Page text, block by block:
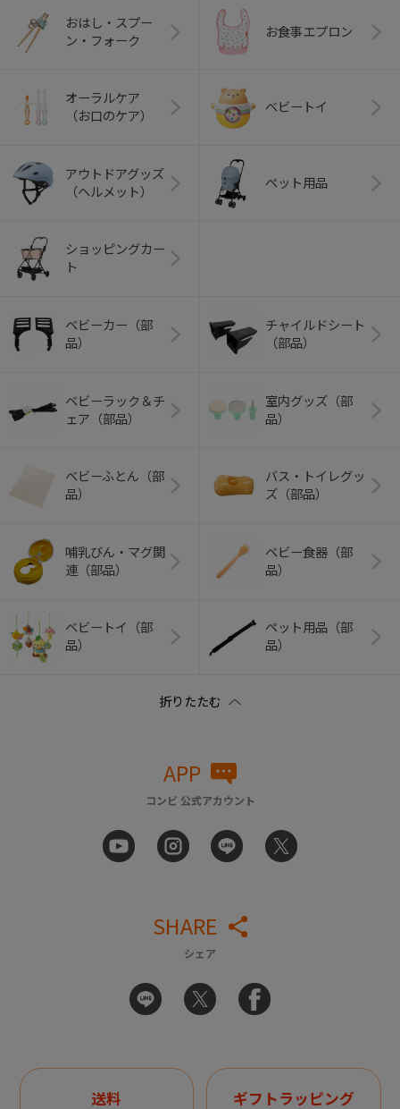
おはし・スプー
ン・フォーク
お食事エプロン
オーラルケア
（お口のケア）
ベビートイ
アウトドアグッズ
（ヘルメット）
ペット用品
ショッピングカー
ト
ベビーカー（部
品）
チャイルドシート
（部品）
ベビーラック＆チ
ェア（部品）
室内グッズ（部
品）
ベビーふとん（部
品）
バス・トイレグッ
ズ（部品）
哺乳びん・マグ関
連（部品）
ベビー食器（部
品）
ベビートイ（部
品）
ペット用品（部
品）
APP
コンビ 公式アカウント
SHARE
シェア
送料 ギフトラッピング